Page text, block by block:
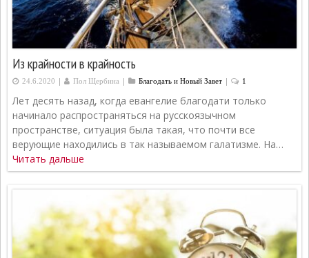
Из крайности в крайность
24.6.2020 | Пол Щербина | Благодать и Новый Завет | 1
Лет десять назад, когда евангелие благодати только
начинало распространяться на русскоязычном
пространстве, ситуация была такая, что почти все
верующие находились в так называемом галатизме. На…
Читать дальше